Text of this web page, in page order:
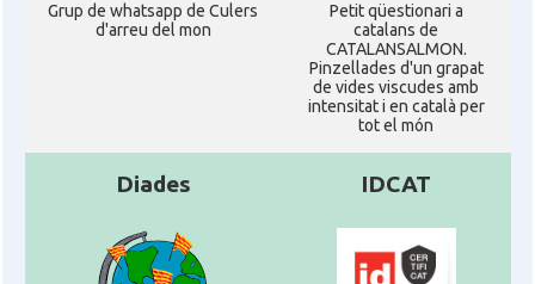
Grup de whatsapp de Culers
d'arreu del mon
Petit qüestionari a
catalans de
CATALANSALMON.
Pinzellades d'un grapat
de vides viscudes amb
intensitat i en català per
tot el món
Diades IDCAT